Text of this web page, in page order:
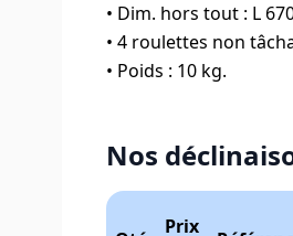
• Dim. hors tout : L
• 4 roulettes non
• Poids : 10 kg.
Nos
Prix